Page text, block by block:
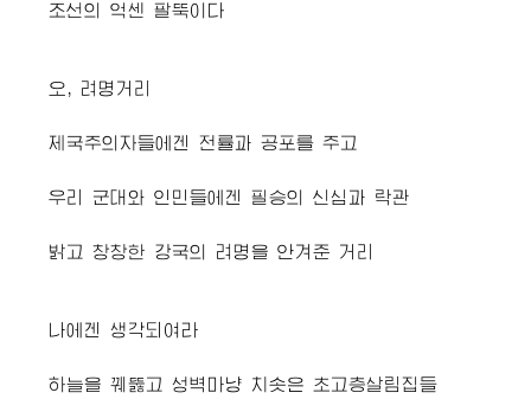
조선의 억센 팔뚝이다
오, 려명거리
제국주의자들에겐 전률과 공포를 주고
우리 군대와 인민들에겐 필승의 신심과 락관
밝고 창창한 강국의 려명을 안겨준 거리
나에겐 생각되여라
하늘을 꿰뚫고 성벽마냥 치솟은 초고층살림집들